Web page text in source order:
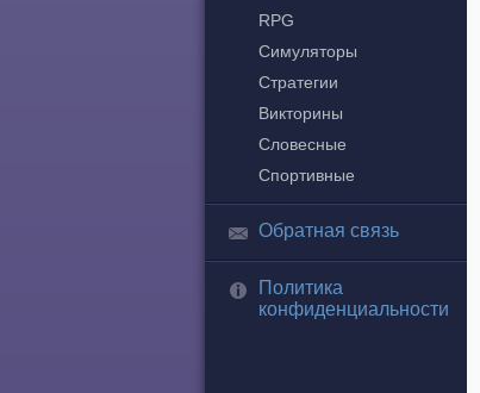
RPG
Симуляторы
Стратегии
Викторины
Словесные
Спортивные
Обратная связь
Политика
конфиденциальности